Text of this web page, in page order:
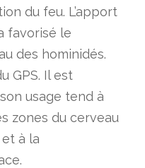
du feu. L’apport
favorisé le
des hominidés.
GPS. Il est
usage tend à
zones du cerveau
à la